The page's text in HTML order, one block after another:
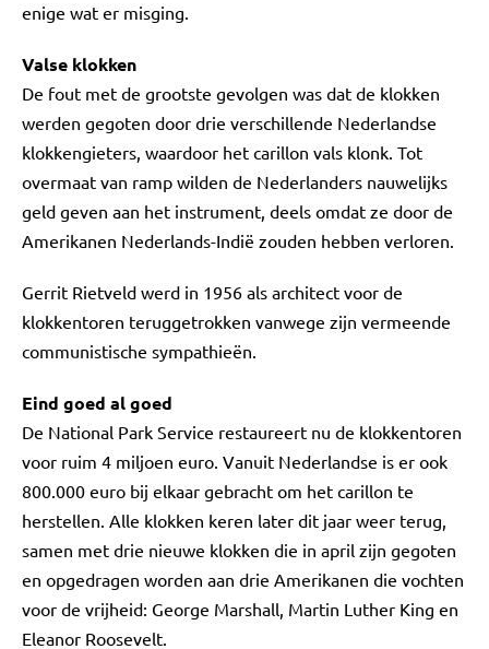
enige wat er misging.
Valse klokken
De fout met de grootste gevolgen was dat de klokken
werden gegoten door drie verschillende Nederlandse
klokkengieters, waardoor het carillon vals klonk. Tot
overmaat van ramp wilden de Nederlanders nauwelijks
geld geven aan het instrument, deels omdat ze door de
Amerikanen Nederlands-Indië zouden hebben verloren.
Gerrit Rietveld werd in 1956 als architect voor de
klokkentoren teruggetrokken vanwege zijn vermeende
communistische sympathieën.
Eind goed al goed
De National Park Service restaureert nu de klokkentoren
voor ruim 4 miljoen euro. Vanuit Nederlandse is er ook
800.000 euro bij elkaar gebracht om het carillon te
herstellen. Alle klokken keren later dit jaar weer terug,
samen met drie nieuwe klokken die in april zijn gegoten
en opgedragen worden aan drie Amerikanen die vochten
voor de vrijheid: George Marshall, Martin Luther King en
Eleanor Roosevelt.